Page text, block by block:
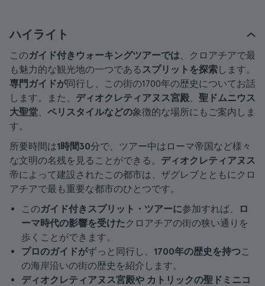
ハイライト
このガイド付きウォーキングツアーでは、クロアチアで最
も魅力的な観光地の一つであるスプリットを探索します。
専門ガイドが同行し、この街の1700年の歴史についてお話
します。また、 ディオクレティアヌス宮殿、 聖ドムニウス
大聖堂、 ペリスタイルなどの象徴的な場所にもご案内しま
す。
所要時間は1時間30分で、ツアー中はローマ帝国など様々
な文明の名残を見ることができる。 ディオクレティアヌス
帝によって建設されたこの都市は、ザグレブとともにクロ
アチアで最も重要な都市のひとつです。
このガイド付きスプリット・ツアーに参加すれば、
ロ
ーマ時代の影響を受けたクロアチアの街の狭い通りを
歩くことができます。
プロのガイドがずっと同行し、 1700年の歴史を持つこ
の海岸沿いの街の歴史を紹介します。
ディオクレティアヌス宮殿や カトリックの聖ドミニコ